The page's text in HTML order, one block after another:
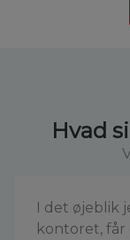
Hvad
I det øjeblik
kontoret, får